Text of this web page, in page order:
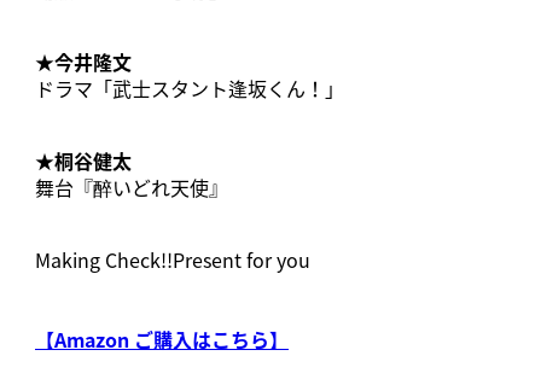
★今井隆文
ドラマ「武士スタント逢坂くん！」
★桐谷健太
舞台『醉いどれ天使』
Making Check!!Present for you
【Amazon ご購入はこちら】